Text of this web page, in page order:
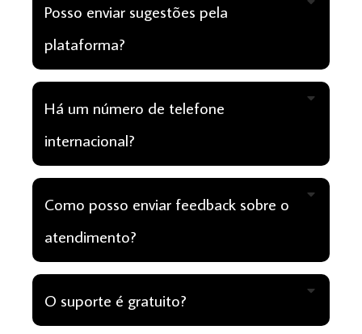
Posso enviar sugestões pela
plataforma?
Há um número de telefone
internacional?
Como posso enviar feedback sobre o
atendimento?
O suporte é gratuito?